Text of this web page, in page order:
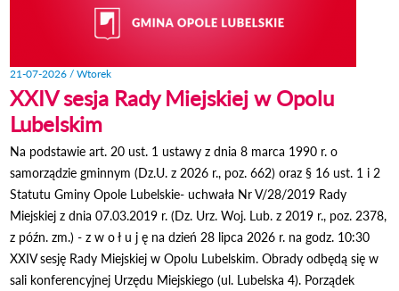
21-07-2026 / Wtorek
XXIV sesja Rady Miejskiej w Opolu
Lubelskim
Na podstawie art. 20 ust. 1 ustawy z dnia 8 marca 1990 r. o
samorządzie gminnym (Dz.U. z 2026 r., poz. 662) oraz § 16 ust. 1 i 2
Statutu Gminy Opole Lubelskie- uchwała Nr V/28/2019 Rady
Miejskiej z dnia 07.03.2019 r. (Dz. Urz. Woj. Lub. z 2019 r., poz. 2378,
z późn. zm.) - z w o ł u j ę na dzień 28 lipca 2026 r. na godz. 10:30
XXIV sesję Rady Miejskiej w Opolu Lubelskim. Obrady odbędą się w
sali konferencyjnej Urzędu Miejskiego (ul. Lubelska 4). Porządek